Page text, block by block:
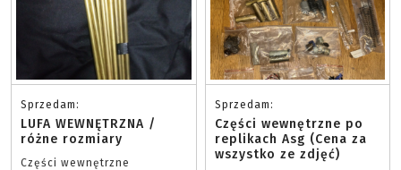
Sprzedam:
LUFA WEWNĘTRZNA /
różne rozmiary
Części wewnętrzne
Sprzedam:
Części wewnętrzne po
replikach Asg (Cena za
wszystko ze zdjęć)